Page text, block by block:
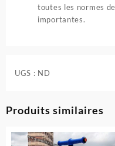
toutes les normes
importantes.
UGS : ND
Produits similaires